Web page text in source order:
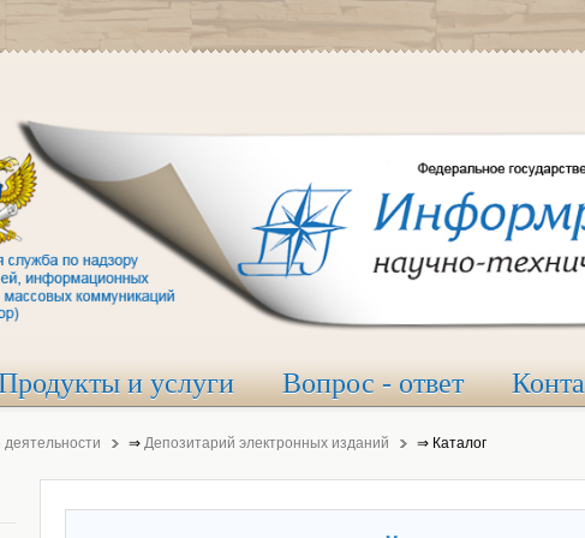
и услуги Вопрос - ответ
⇒ Депозитарий электронных изданий ⇒ Каталог